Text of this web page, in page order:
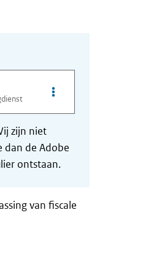
Opties van bestand
zijn niet
dan de Adobe
ontstaan.
van fiscale